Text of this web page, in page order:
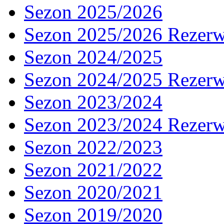
Sezon 2025/2026
Sezon 2025/2026
Sezon 2024/2025
Sezon 2024/2025
Sezon 2023/2024
Sezon 2023/2024
Sezon 2022/2023
Sezon 2021/2022
Sezon 2020/2021
Sezon 2019/2020